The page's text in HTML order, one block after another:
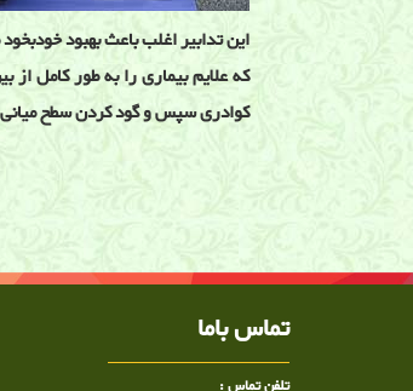
این تدابیر اغلب باعث بهبود
که علایم بیماری را به طور کامل
کوادری سپس و گود کردن سطح
نرمی کشکک ,زانو درد
ساعد رحیمی نژاد
تماس باما